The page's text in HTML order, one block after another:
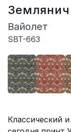
Вайолет
SBT-663
Описание
Классический